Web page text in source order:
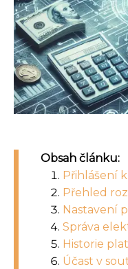
Obsah článku:
Přihlášení
Přehled
Nastavení
Správa
Historie
Účast v